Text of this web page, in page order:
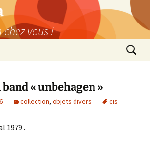
vous !
« unbehagen »
collection, objets divers dis
1979 .